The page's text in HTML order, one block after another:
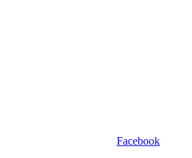
Facebook